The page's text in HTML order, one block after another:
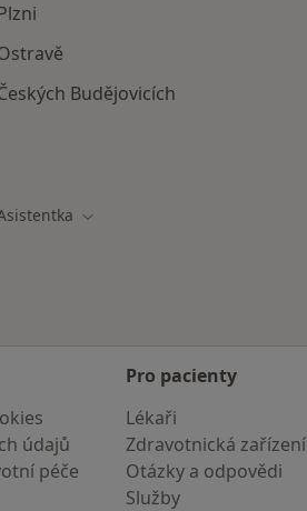
Budějovicích
Změna města
údajů
péče
Pro pacienty
Lékaři
Zdravotnická zařízení
Otázky a odpovědi
Služby